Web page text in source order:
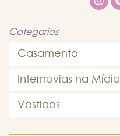
Categorias
Casamento
Internovias na Mídia
Vestidos